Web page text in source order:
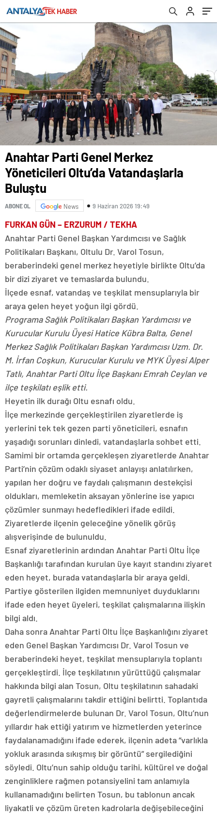
Anahtar Parti Genel Merkez
Yöneticileri Oltu’da Vatandaşlarla
Buluştu
ABONE OL News 9 Haziran 2026 19:49
FURKAN GÜN – ERZURUM / TEKHA
Anahtar Parti Genel Başkan Yardımcısı ve Sağlık
Politikaları Başkanı, Oltulu Dr. Varol Tosun,
beraberindeki genel merkez heyetiyle birlikte Oltu’da
bir dizi ziyaret ve temaslarda bulundu.
İlçede esnaf, vatandaş ve teşkilat mensuplarıyla bir
araya gelen heyet yoğun ilgi gördü.
Programa Sağlık Politikaları Başkan Yardımcısı ve
Kurucular Kurulu Üyesi Hatice Kübra Balta, Genel
Merkez Sağlık Politikaları Başkan Yardımcısı Uzm. Dr.
M. İrfan Coşkun, Kurucular Kurulu ve MYK Üyesi Alper
Tatlı, Anahtar Parti Oltu İlçe Başkanı Emrah Ceylan ve
ilçe teşkilatı eşlik etti.
Heyetin ilk durağı Oltu esnafı oldu.
İlçe merkezinde gerçekleştirilen ziyaretlerde iş
yerlerini tek tek gezen parti yöneticileri, esnafın
yaşadığı sorunları dinledi, vatandaşlarla sohbet etti.
Samimi bir ortamda gerçekleşen ziyaretlerde Anahtar
Parti’nin çözüm odaklı siyaset anlayışı anlatılırken,
yapılan her doğru ve faydalı çalışmanın destekçisi
oldukları, memleketin aksayan yönlerine ise yapıcı
çözümler sunmayı hedefledikleri ifade edildi.
Ziyaretlerde ilçenin geleceğine yönelik görüş
alışverişinde de bulunuldu.
Esnaf ziyaretlerinin ardından Anahtar Parti Oltu İlçe
Başkanlığı tarafından kurulan üye kayıt standını ziyaret
eden heyet, burada vatandaşlarla bir araya geldi.
Partiye gösterilen ilgiden memnuniyet duyduklarını
ifade eden heyet üyeleri, teşkilat çalışmalarına ilişkin
bilgi aldı.
Daha sonra Anahtar Parti Oltu İlçe Başkanlığını ziyaret
eden Genel Başkan Yardımcısı Dr. Varol Tosun ve
beraberindeki heyet, teşkilat mensuplarıyla toplantı
gerçekleştirdi. İlçe teşkilatının yürüttüğü çalışmalar
hakkında bilgi alan Tosun, Oltu teşkilatının sahadaki
gayretli çalışmalarını takdir ettiğini belirtti. Toplantıda
değerlendirmelerde bulunan Dr. Varol Tosun, Oltu’nun
yıllardır hak ettiği yatırım ve hizmetlerden yeterince
faydalanamadığını ifade ederek, ilçenin adeta “varlıkla
yokluk arasında sıkışmış bir görüntü” sergilediğini
söyledi. Oltu’nun sahip olduğu tarihi, kültürel ve doğal
zenginliklere rağmen potansiyelini tam anlamıyla
kullanamadığını belirten Tosun, bu tablonun ancak
liyakatli ve çözüm üreten kadrolarla değişebileceğini